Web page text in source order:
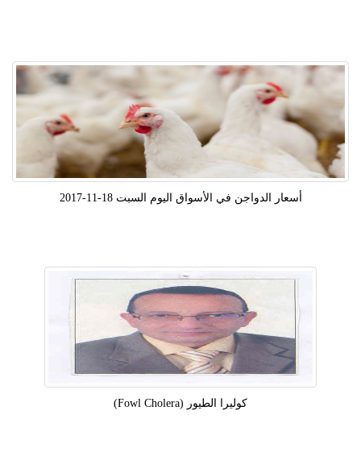
أسعار الدواجن في الأسواق اليوم السبت 18-11-2017
كوليرا الطيور (fowl Cholera)